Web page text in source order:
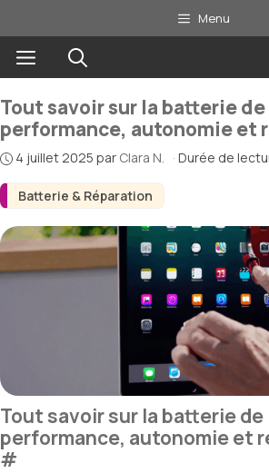
au
contenu
Menu
Menu
Batterie & Réparation
Tout savoir sur la batterie de
performance, autonomie et
4 juillet 2025 par Clara N. · Durée de
Tout savoir sur la batterie de
performance, autonomie et
#